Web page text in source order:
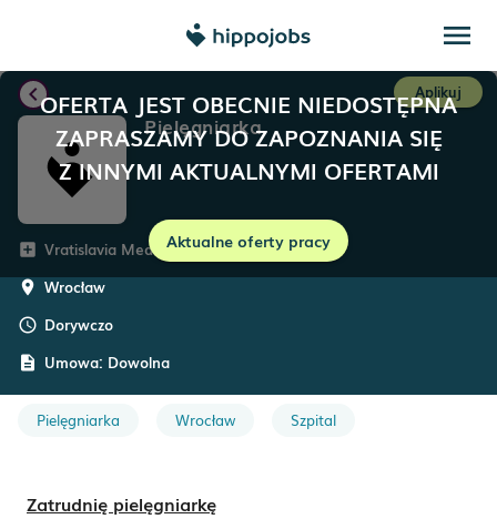
menu
OFERTA JEST OBECNIE NIEDOSTĘPNA
ZAPRASZAMY DO ZAPOZNANIA SIĘ
Z INNYMI AKTUALNYMI OFERTAMI
Aktualne oferty pracy
chevron_left Aplikuj
Pielęgniarka
add_box Vratislavia Medica
room Wrocław
schedule Dorywczo
description Umowa: Dowolna
Pielęgniarka Wrocław Szpital
Zatrudnię pielęgniarkę